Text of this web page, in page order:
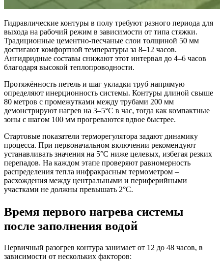
Гидравлические контуры в полу требуют разного периода для
выхода на рабочий режим в зависимости от типа стяжки.
Традиционные цементно-песчаные слои толщиной 50 мм
достигают комфортной температуры за 8–12 часов.
Ангидридные составы снижают этот интервал до 4–6 часов
благодаря высокой теплопроводности.
Протяжённость петель и шаг укладки труб напрямую
определяют инерционность системы. Контуры длиной свыше
80 метров с промежутками между трубами 200 мм
демонстрируют нагрев на 3–5°C в час, тогда как компактные
зоны с шагом 100 мм прогреваются вдвое быстрее.
Стартовые показатели терморегулятора задают динамику
процесса. При первоначальном включении рекомендуют
устанавливать значения на 5°C ниже целевых, избегая резких
перепадов. На каждом этапе проверяют равномерность
распределения тепла инфракрасным термометром –
расхождения между центральными и периферийными
участками не должны превышать 2°C.
Время первого нагрева системы
после заполнения водой
Первичный разогрев контура занимает от 12 до 48 часов, в
зависимости от нескольких факторов: